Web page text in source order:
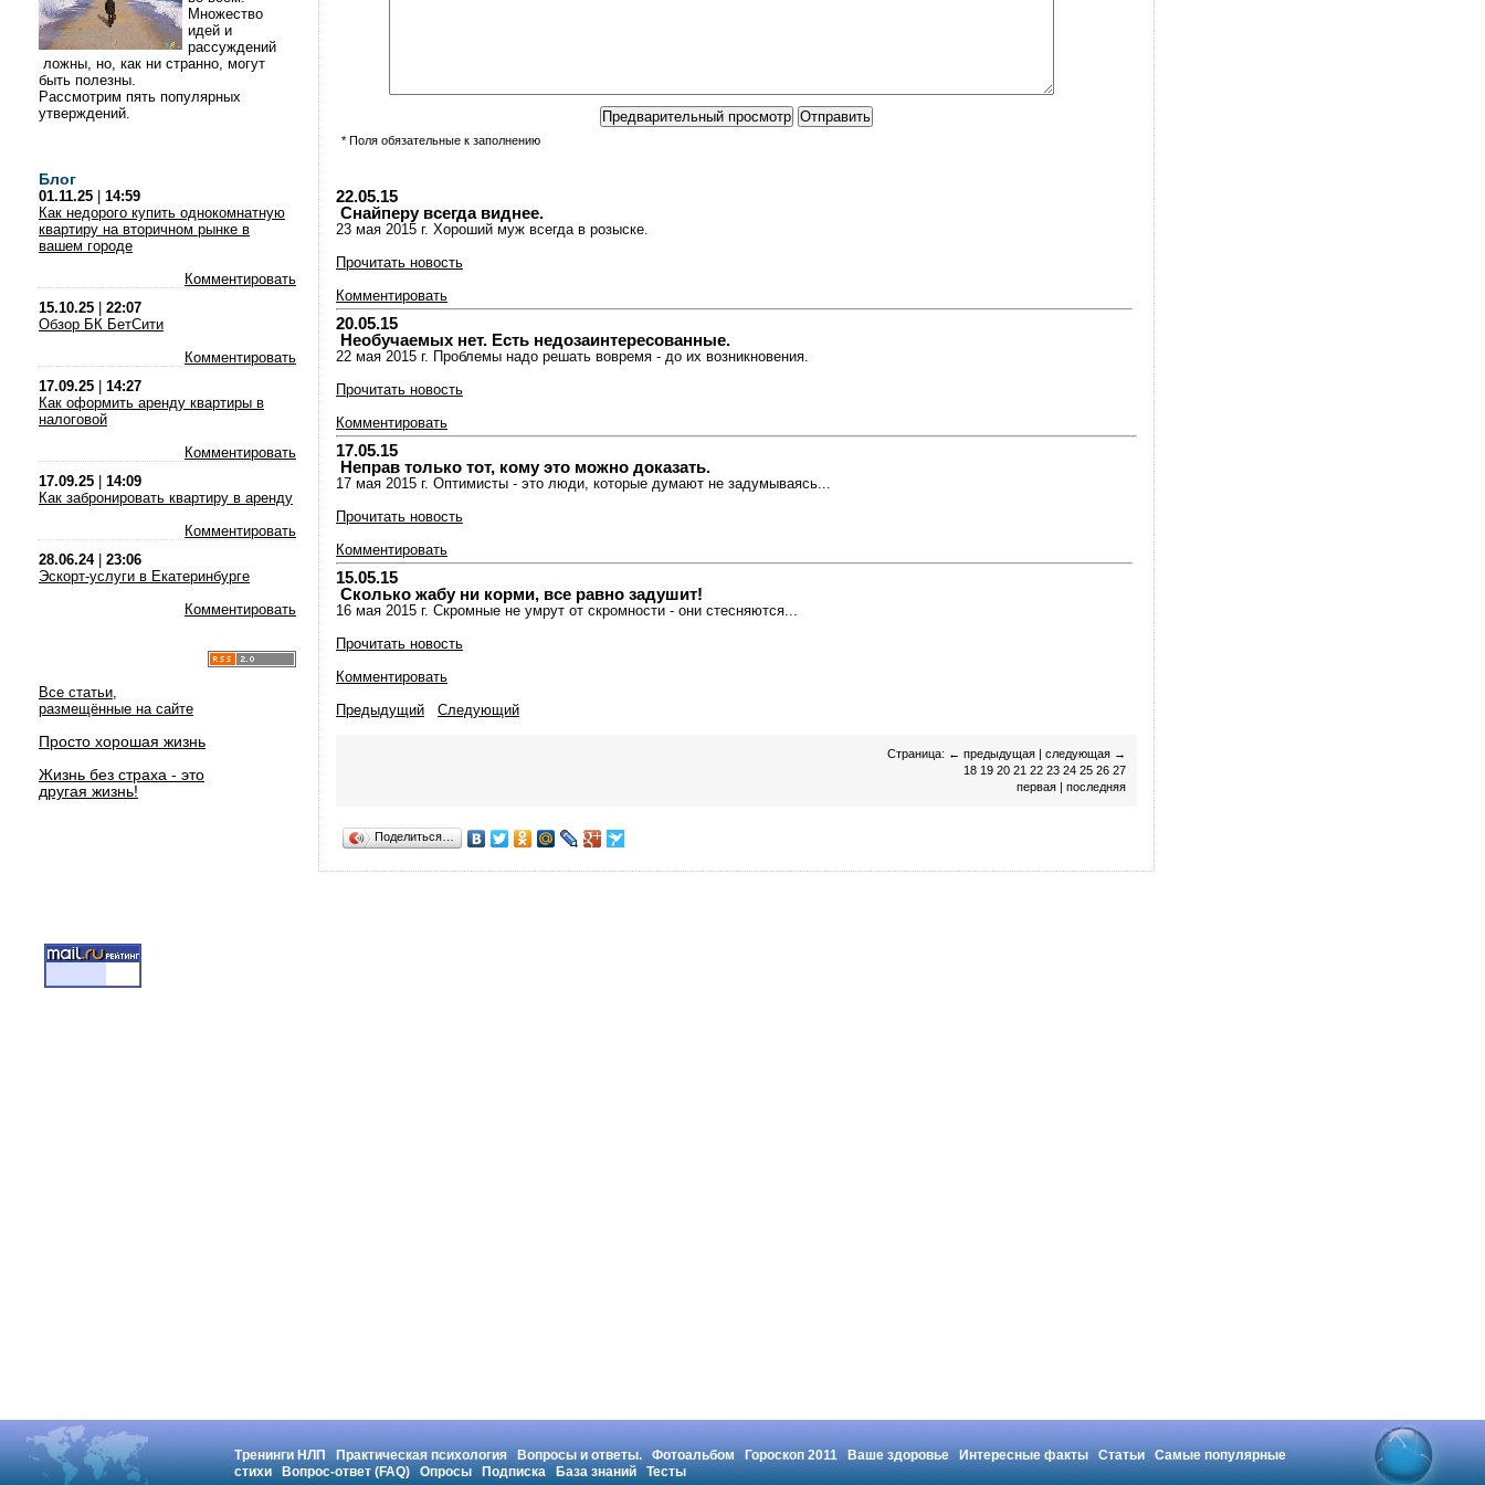
Множество
идей и
рассуждений
ложны, но, как ни странно, могут
быть полезны.
Рассмотрим пять популярных
утверждений.
Блог
01.11.25
14:59
Как недорого купить однокомнатную
квартиру на вторичном рынке в
вашем городе
Комментировать
15.10.25
22:07
Обзор БК БетСити
Комментировать
17.09.25
14:27
Как оформить аренду квартиры в
налоговой
Комментировать
17.09.25
14:09
Как забронировать квартиру в аренду
Комментировать
28.06.24| 23:06
Эскорт-услуги в Екатеринбурге
Комментировать
Все статьи,
размещённые на сайте
Просто хорошая жизнь
Жизнь без страха - это
другая жизнь!
* Поля обязательные к заполнению
22.05.15
Снайперу всегда виднее.
23 мая 2015 г. Хороший муж всегда в розыске.
Прочитать новость
Комментировать
20.05.15
Необучаемых нет. Есть недозаинтересованные.
22 мая 2015 г. Проблемы надо решать вовремя - до их возникновения.
Прочитать новость
Комментировать
17.05.15
Неправ только тот, кому это можно доказать.
17 мая 2015 г. Оптимисты - это люди, которые думают не задумываясь...
Прочитать новость
Комментировать
15.05.15
Сколько жабу ни корми, все равно задушит!
16 мая 2015 г. Скромные не умрут от скромности - они стесняются...
Прочитать новость
Комментировать
Предыдущий
Следующий
Страница: ← предыдущая | следующая →
18 19 20 21 22 23 24 25 26 27
первая | последняя
Поделиться…
Тренинги НЛП Практическая психология Вопросы и ответы. Фотоальбом Гороскоп 2011 Ваше здоровье Интересные факты Статьи
Самые популярные
стихи
Вопрос-ответ (FAQ) Опросы Подписка База знаний Тесты